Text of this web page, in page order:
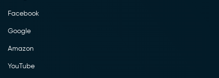
Facebook
Google
Amazon
YouTube